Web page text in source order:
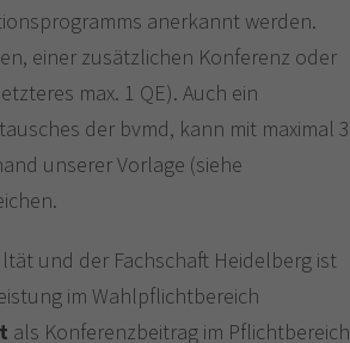
anerkannt werden.
einer zusätzlichen Konferenz oder
max. 1 QE). Auch ein
der bvmd, kann mit maximal 3
unserer Vorlage (siehe
und der Fachschaft Heidelberg ist
im Wahlpflichtbereich
als Konferenzbeitrag im Pflichtbereich